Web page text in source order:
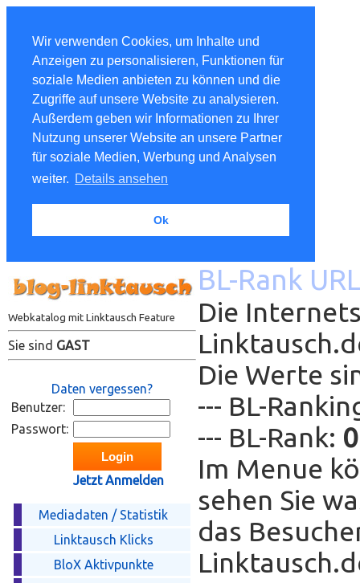
Wir verwenden Cookies, um Inhalte und
Anzeigen zu personalisieren, Funktionen für
soziale Medien anbieten zu können und die
Zugriffe auf unsere Website zu analysieren.
Außerdem geben wir Informationen zu Ihrer
Nutzung unserer Website an unsere Partner
für soziale Medien, Werbung und Analysen
weiter. Details ansehen
Ok
Webkatalog mit Linktausch Feature
Sie sind GAST
Daten vergessen?
Benutzer:
Passwort:
Jetzt Anmelden
Mediadaten / Statistik
Linktausch Klicks
BloX Aktivpunkte
BL-Rank
Die
Die Werte
--- BL-
--- BL-Rank: 0
Im Menue
sehen Sie
das